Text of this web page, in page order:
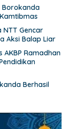
Borokanda
NTT Gencar
Aksi Balap Liar
AKBP Ramadhan
Berhasil